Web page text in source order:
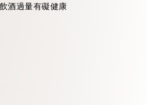
酒過量有礙健康